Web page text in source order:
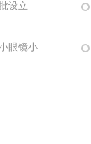
设立
眼镜小